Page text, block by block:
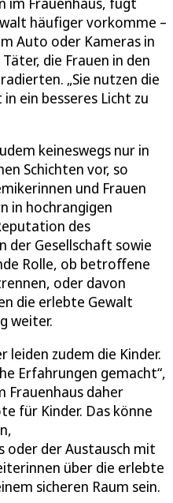
häufiger vorkomme –
Auto oder Kameras in
die Frauen in den
„Sie nutzen die
ein besseres Licht zu
keineswegs nur in
Schichten vor, so
und Frauen
in hochrangigen
des
der Gesellschaft sowie
Rolle, ob betroffene
oder davon
die erlebte Gewalt
weiter.
leiden zudem die Kinder.
Erfahrungen gemacht“,
Frauenhaus daher
für Kinder. Das könne
oder der Austausch mit
über die erlebte
sicheren Raum sein.